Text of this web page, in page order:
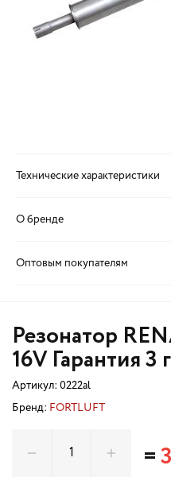
Технические характеристики
О бренде
Оптовым покупателям
Резонатор
16V Гарантия 3
Артикул: 0222al
Бренд: FORTLUFT
=